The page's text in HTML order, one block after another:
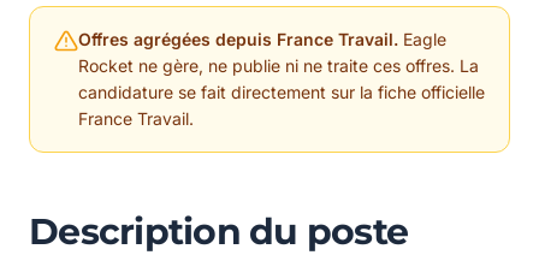
Offres agrégées depuis France Travail. Eagle
Rocket ne gère, ne publie ni ne traite ces offres. La
candidature se fait directement sur la fiche officielle
France Travail.
Description du poste